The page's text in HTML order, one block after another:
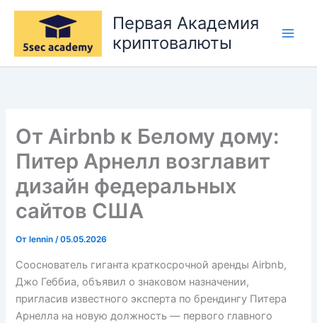
Перейти
содержимому
Первая Академия
криптовалюты
От Airbnb к Белому дому:
Питер Арнелл возглавит
дизайн федеральных
сайтов США
От lennin/05.05.2026
Сооснователь гиганта краткосрочной аренды Airbnb,
Джо Геббиа, объявил о знаковом назначении,
пригласив известного эксперта по брендингу Питера
Арнелла на новую должность — первого главного